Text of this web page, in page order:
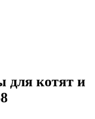
для котят и